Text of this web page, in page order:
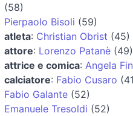
(58)
Pierpaolo Bisoli (59)
atleta: Christian Obrist (45)
attore: Lorenzo Patanè (49)
attrice e comica: Angela
calciatore: Fabio Cusaro
Fabio Galante (52)
Emanuele Tresoldi (52)